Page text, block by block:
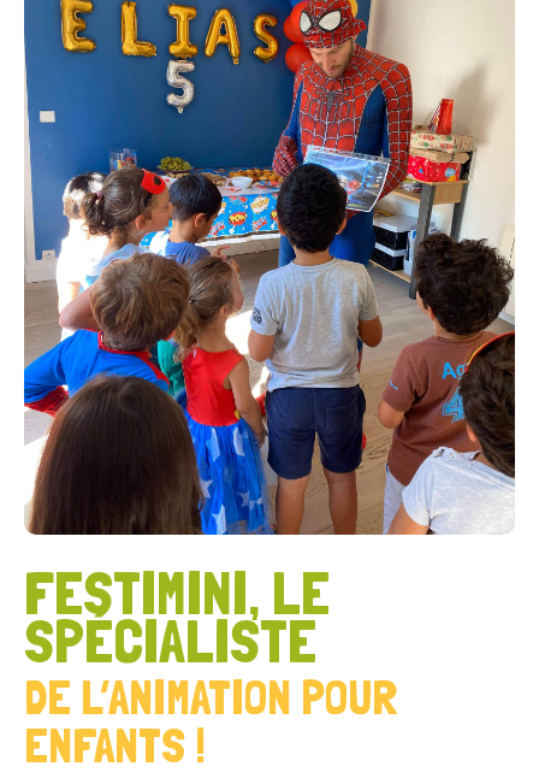
FESTIMINI, LE
SPÉCIALISTE
DE L’ANIMATION POUR
ENFANTS !